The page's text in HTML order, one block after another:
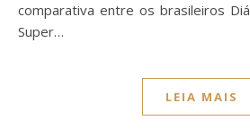
comparativa entre os brasileiros
Super…
LEIA MAIS